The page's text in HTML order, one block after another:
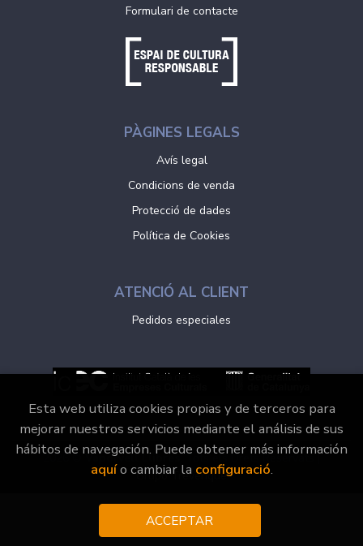
Formulari de contacte
PÀGINES LEGALS
Avís legal
Condicions de venda
Protecció de dades
Política de Cookies
ATENCIÓ AL CLIENT
Pedidos especiales
2026 © Vaporvell Llibres. Tots els Drets Reservats |
Grupo Trevenque
Esta web utiliza cookies propias y de terceros para
mejorar nuestros servicios mediante el análisis de sus
hábitos de navegación. Puede obtener más información
aquío cambiar la configuració.
ACCEPTAR